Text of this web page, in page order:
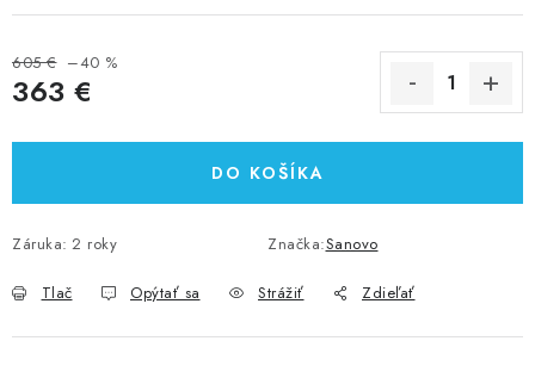
605 € –40 %
363 €
DO KOŠÍKA
Záruka: 2 roky Značka:Sanovo
Tlač Opýtať sa Strážiť Zdieľať